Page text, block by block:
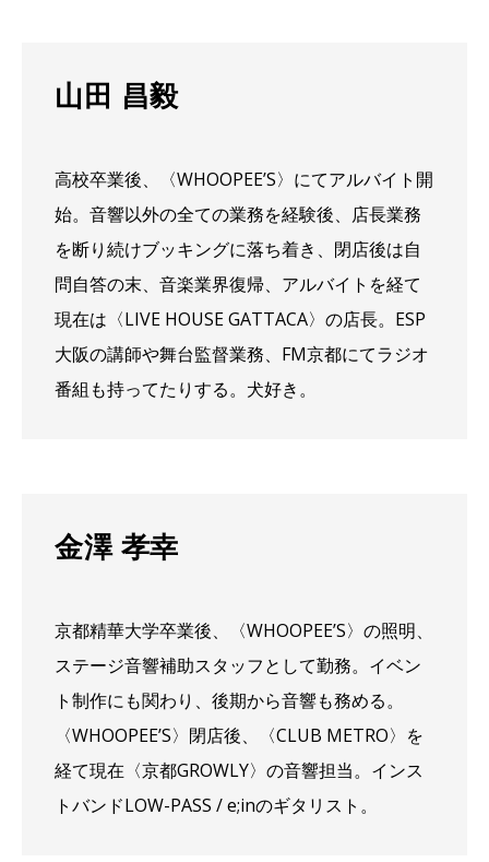
山田 昌毅
高校卒業後、〈WHOOPEE’S〉にてアルバイト開
始。音響以外の全ての業務を経験後、店長業務
を断り続けブッキングに落ち着き、閉店後は自
問自答の末、音楽業界復帰、アルバイトを経て
現在は〈LIVE HOUSE GATTACA〉の店長。ESP
大阪の講師や舞台監督業務、FM京都にてラジオ
番組も持ってたりする。犬好き。
金澤 孝幸
京都精華大学卒業後、〈WHOOPEE’S〉の照明、
ステージ音響補助スタッフとして勤務。イベン
ト制作にも関わり、後期から音響も務める。
〈WHOOPEE’S〉閉店後、〈CLUB METRO〉を
経て現在〈京都GROWLY〉の音響担当。インス
トバンドLOW-PASS / e;inのギタリスト。